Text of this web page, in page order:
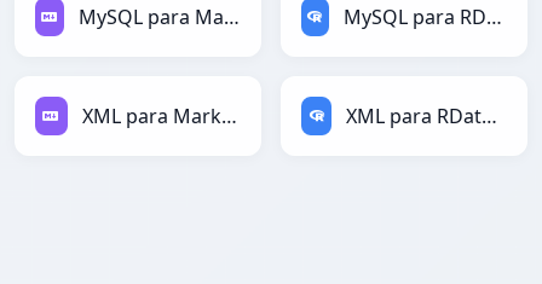
MySQL para Markdown MySQL para RDataFrame
XML para Markdown XML para RDataFrame